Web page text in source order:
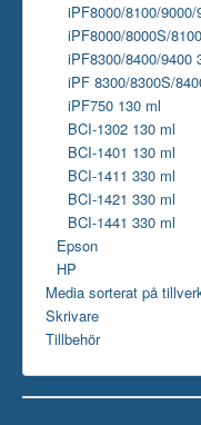
iPF8000/8100/
iPF8000/8000S/
iPF8300/8400/9400
iPF 8300/8300S/
iPF750 130 ml
BCI-1302 130 ml
BCI-1401 130 ml
BCI-1411 330 ml
BCI-1421 330 ml
BCI-1441 330 ml
Epson
HP
Media sorterat på
Skrivare
Tillbehör